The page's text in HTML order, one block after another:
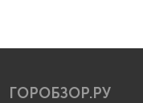
ГОРОБЗОР.РУ